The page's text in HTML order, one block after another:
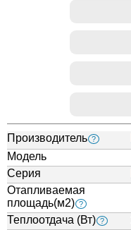
Производитель ?
Модель
Серия
Отапливаемая
площадь(м2) ?
Теплоотдача (Вт) ?